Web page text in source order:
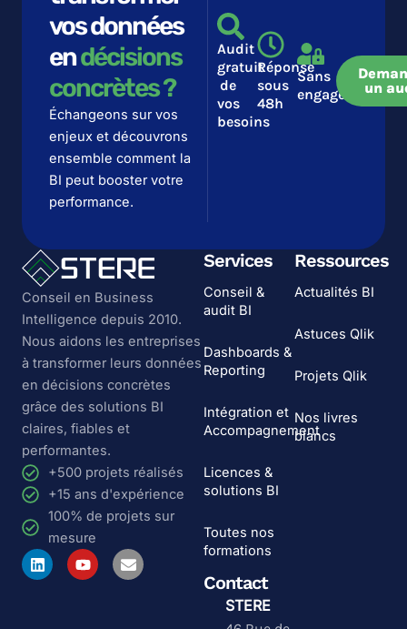
vos données
endécisions
concrètes ?​​
Échangeons sur vos
enjeux et découvrons
ensemble comment la
BI peut booster votre
performance.
Audit
gratuit
de
vos
besoins
Réponse
sous
48h
Sans
engagement
un
Conseil en Business
Intelligence depuis 2010.
Nous aidons les entreprises
à transformer leurs données
en décisions concrètes
grâce des solutions BI
claires, fiables et
performantes.
+500 projets réalisés
+15 ans d'expérience
100% de projets sur
mesure
L
i
Y
o
E
n
Services
Conseil &
audit BI
Dashboards &
Reporting
Intégration et
Accompagnement
Licences &
solutions BI
Toutes nos
formations
Ressources
Actualités BI
Astuces Qlik
Projets Qlik
Nos livres
blancs
Contact
STERE